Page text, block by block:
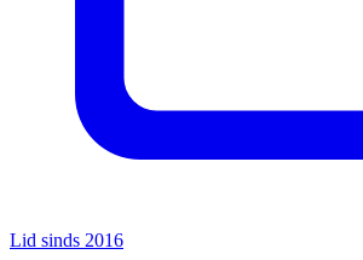
Lid sinds 2016